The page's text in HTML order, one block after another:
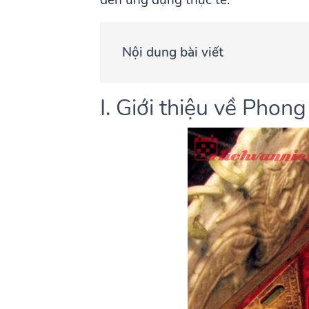
Nội dung bài viết
I. Giới thiệu về